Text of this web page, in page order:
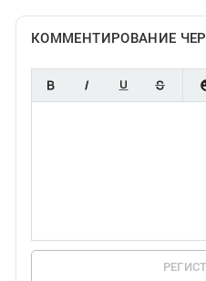
КОММЕНТИРОВАНИЕ